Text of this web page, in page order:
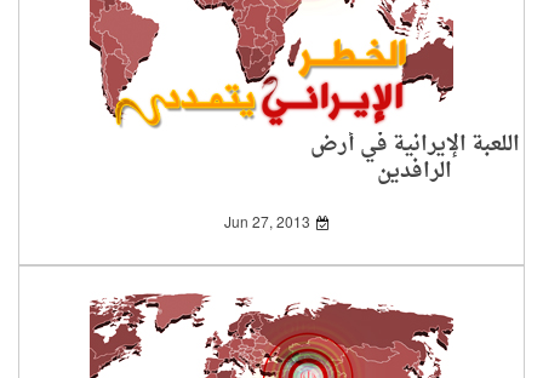
اللعبة الإيرانية في أرض
الرافدين
Jun 27, 2013